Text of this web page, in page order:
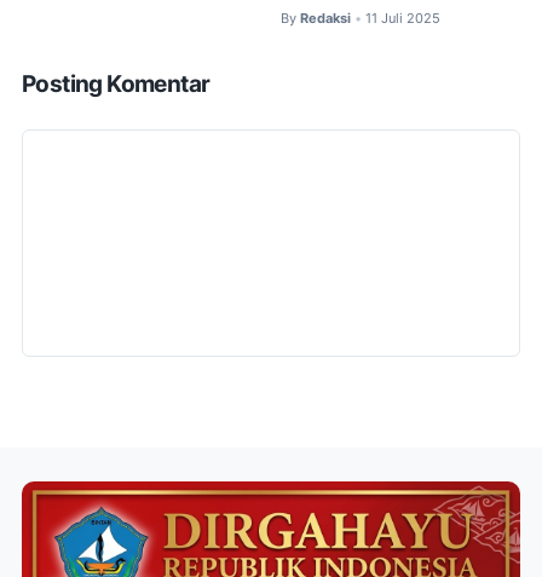
By Redaksi • 11 Juli 2025
Posting Komentar